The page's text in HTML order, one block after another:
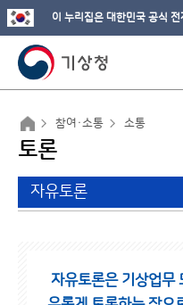
이 누리집은 대한민국 공식
참여·소통 소통
토론
자유토론
자유토론은 기상업무